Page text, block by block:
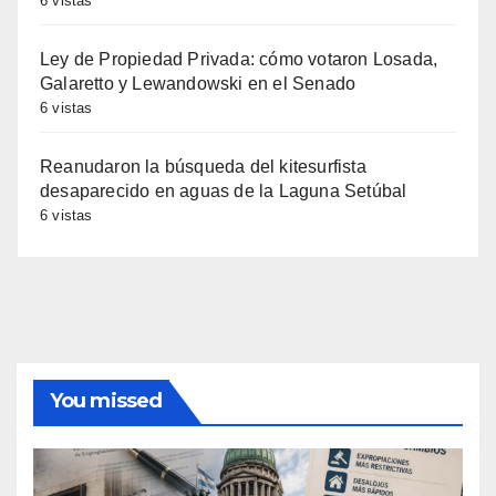
Ley de Propiedad Privada: cómo votaron Losada,
Galaretto y Lewandowski en el Senado
6 vistas
Reanudaron la búsqueda del kitesurfista
desaparecido en aguas de la Laguna Setúbal
6 vistas
You missed